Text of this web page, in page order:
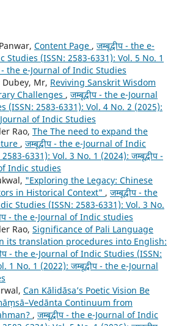
Content Page , जम्बूद्वीप - the e-
Studies (ISSN: 2583-6331): Vol. 5 No. 1
- the e-Journal of Indic Studies
Mr, Reviving Sanskrit Wisdom
Challenges , जम्बूद्वीप - the e-Journal
(ISSN: 2583-6331): Vol. 4 No. 2 (2025):
Journal of Indic Studies
Rao, The The need to expand the
, जम्बूद्वीप - the e-Journal of Indic
6331): Vol. 3 No. 1 (2024): जम्बूद्वीप -
Indic studies
"Exploring the Legacy: Chinese
in Historical Context" , जम्बूद्वीप - the
Studies (ISSN: 2583-6331): Vol. 3 No.
- the e-Journal of Indic studies
Rao, Significance of Pali Language
its translation procedures into English:
- the e-Journal of Indic Studies (ISSN:
1 No. 1 (2022): जम्बूद्वीप - the e-Journal
Can Kālidāsa’s Poetic Vision Be
Continuum from
, जम्बूद्वीप - the e-Journal of Indic